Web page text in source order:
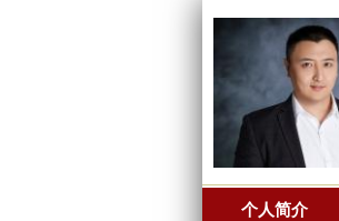
个人简介